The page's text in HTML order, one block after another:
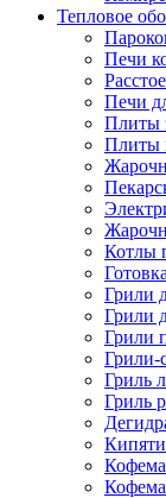
Тепловое
Печи
Печи
Плиты
Плиты
Котлы
Грили
Грили
Грили
Грили-
Гриль
Гриль